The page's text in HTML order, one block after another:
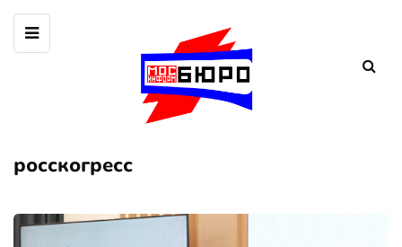
росскогресс